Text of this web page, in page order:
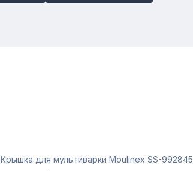
Крышка для мультиварки Moulinex SS-992845